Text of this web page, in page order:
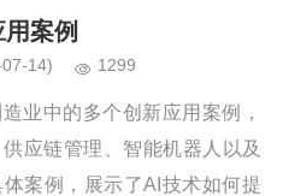
案例
14) 1299
业中的多个创新应用案例，
应链管理、智能机器人以及
案例，展示了AI技术如何提